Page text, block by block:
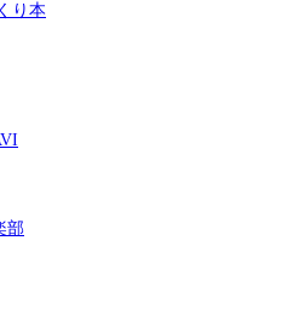
り本
部